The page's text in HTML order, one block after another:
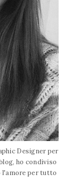
Designer per
ho condiviso
l'amore per tutto